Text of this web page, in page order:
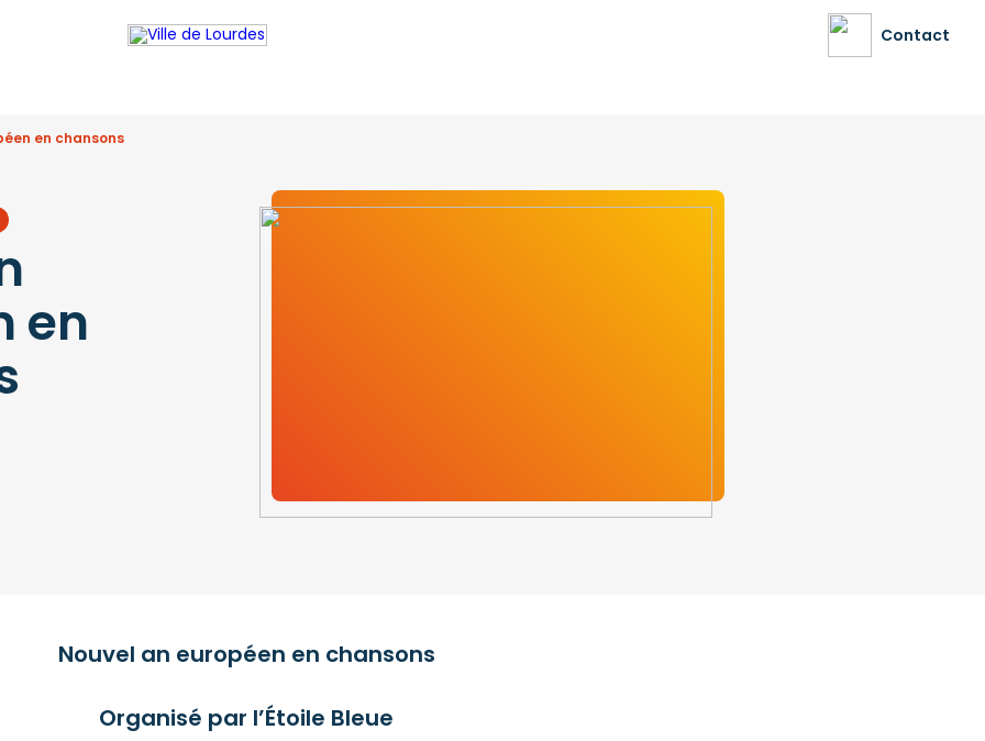
Contact
en chansons
en
Nouvel an européen en chansons
Organisé par l’Étoile Bleue